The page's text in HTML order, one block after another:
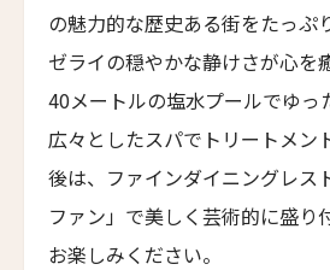
LNホテル・ファイブ
LN Hotel Five
カイプー・ベルフリー
Kaipuu Belfry
ザ・バッテリー
サウスブリッジ・ナパ・バレー
の魅力的な歴史ある街をたっぷ
ゼライの穏やかな静けさが心を
40メートルの塩水プールでゆっ
広々としたスパでトリートメン
後は、ファインダイニングレス
ファン」で美しく芸術的に盛り
お楽しみください。